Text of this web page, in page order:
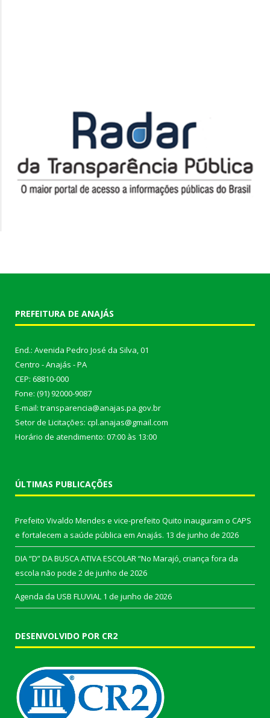
PREFEITURA DE ANAJÁS
End.: Avenida Pedro José da Silva, 01
Centro - Anajás - PA
CEP: 68810-000
Fone: (91) 92000-9087
E-mail: transparencia@anajas.pa.gov.br
Setor de Licitações: cpl.anajas@gmail.com
Horário de atendimento: 07:00 às 13:00
ÚLTIMAS PUBLICAÇÕES
Prefeito Vivaldo Mendes e vice-prefeito Quito inauguram o CAPS
e fortalecem a saúde pública em Anajás. 13 de junho de 2026
DIA “D” DA BUSCA ATIVA ESCOLAR “No Marajó, criança fora da
escola não pode 2 de junho de 2026
Agenda da USB FLUVIAL 1 de junho de 2026
DESENVOLVIDO POR CR2